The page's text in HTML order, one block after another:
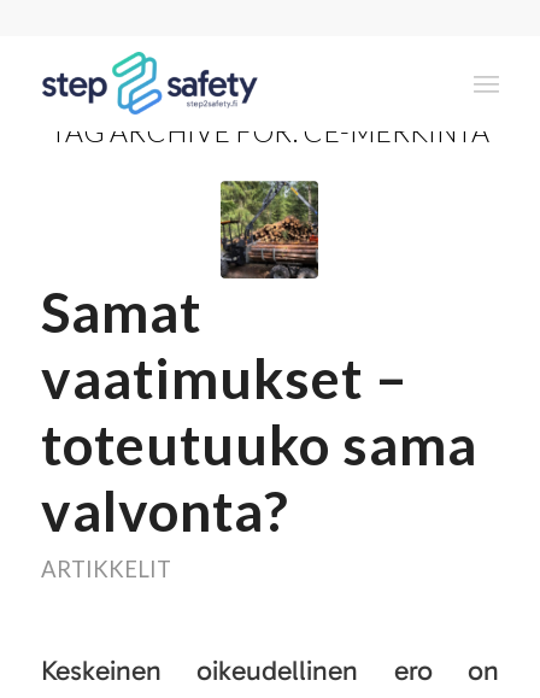
TAG ARCHIVE FOR: CE-MERKINTÄ
Samat
vaatimukset –
toteutuuko sama
valvonta?
ARTIKKELIT
Keskeinen oikeudellinen ero on